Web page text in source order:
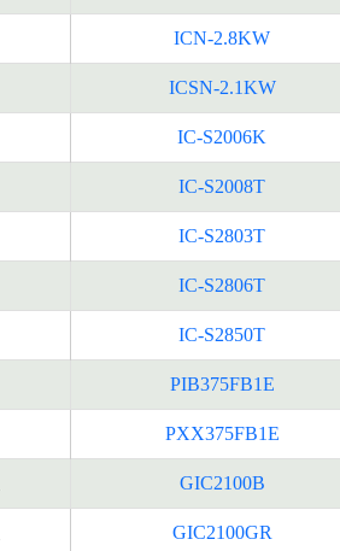
ICN-2.8KW
ICSN-2.1KW
IC-S2006K
IC-S2008T
IC-S2803T
IC-S2806T
IC-S2850T
PIB375FB1E
PXX375FB1E
GIC2100B
GIC2100GR